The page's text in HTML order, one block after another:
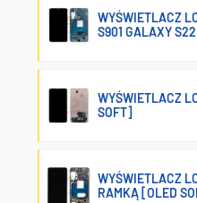
WYŚWIETLACZ
S901 GALAXY
WYŚWIETLACZ
SOFT]
WYŚWIETLACZ
RAMKĄ [OLED